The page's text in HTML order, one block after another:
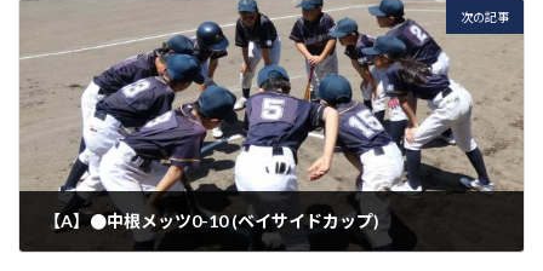
次の記事
【A】●中根メッツ0-10 (ベイサイドカップ)